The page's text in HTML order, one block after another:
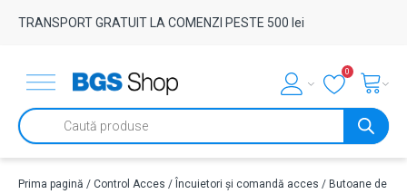
TRANSPORT GRATUIT LA COMENZI PESTE 500 lei
0
Products
search
Prima pagină / Control Acces / Încuietori și comandă acces / Butoane de